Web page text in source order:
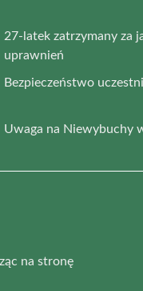
27-latek zatrzymany za
uprawnień
Bezpieczeństwo
Uwaga na Niewybuchy
na stronę